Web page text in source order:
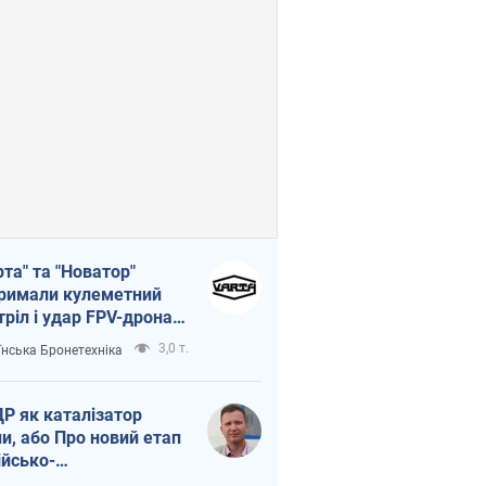
та "Новатор"
кулеметний
і удар FPV-дрона,
життя
ЗСУ
Бронетехніка 3,0 т.
як каталізатор
або Про новий етап